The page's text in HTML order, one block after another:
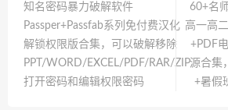
知名密码暴力破解软件
Passper+Passfab系列免付费汉化
解锁权限版合集，可以破解移除
PPT/WORD/EXCEL/PDF/RAR/ZIP
打开密码和编辑权限密码
60+名
高一高
+PDF
源合集
+暑假